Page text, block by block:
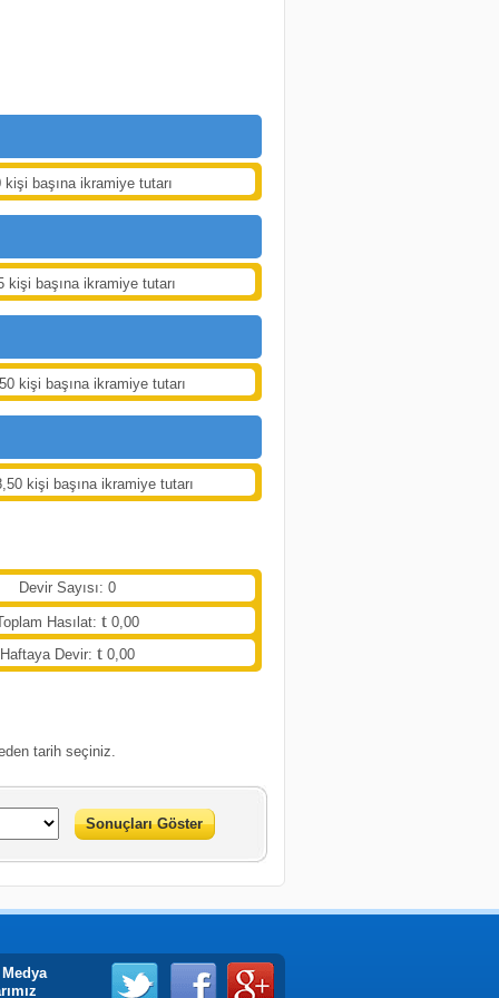
kişi başına ikramiye tutarı
kişi başına ikramiye tutarı
kişi başına ikramiye tutarı
kişi başına ikramiye tutarı
Devir Sayısı: 0
Hasılat:
0,00
Haftaya Devir:
0,00
tarih seçiniz.
Sonuçları Göster